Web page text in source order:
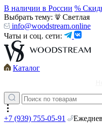
В наличии в России %
Выбрать тему:
Светлая
info@woodstream.online
Чаты и соц. сети:
Каталог
+7 (939) 755-05-91